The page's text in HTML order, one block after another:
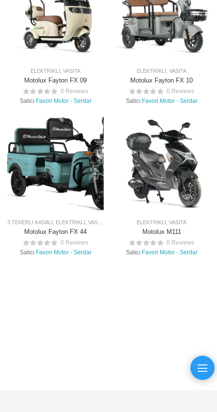
ELEKTRIKLI VASITA
Motolux Fayton FX 09
0 Reviews
Satıcı Favori Motor - Serdar
ELEKTRIKLI VASITA
Motolux Fayton FX 10
0 Reviews
Satıcı Favori Motor - Serdar
3 TEKERLI KASALI ELEKTRIKLI VASITA
Motolux Fayton FX 44
0 Reviews
Satıcı Favori Motor - Serdar
ELEKTRIKLI VASITA
Motolux M111
0 Reviews
Satıcı Favori Motor - Serdar